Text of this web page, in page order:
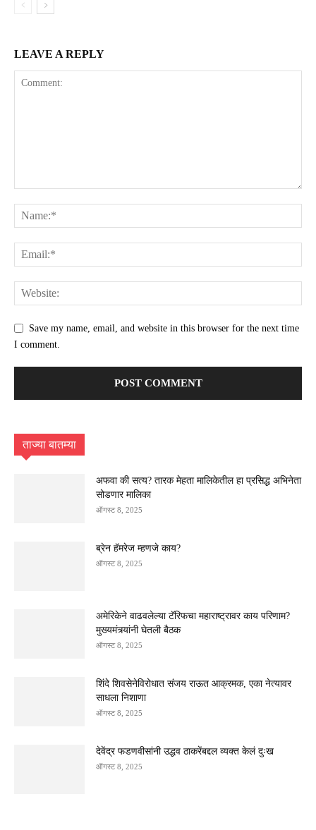
LEAVE A REPLY
Save my name, email, and website in this browser for the next time
I comment.
ताज्या बातम्या
अफवा की सत्य? तारक मेहता मालिकेतील हा प्रसिद्ध अभिनेता
सोडणार मालिका
ऑगस्ट 8, 2025
ब्रेन हॅमरेज म्हणजे काय?
ऑगस्ट 8, 2025
अमेरिकेने वाढवलेल्या टॅरिफचा महाराष्ट्रावर काय परिणाम?
मुख्यमंत्र्यांनी घेतली बैठक
ऑगस्ट 8, 2025
शिंदे शिवसेनेविरोधात संजय राऊत आक्रमक, एका नेत्यावर
साधला निशाणा
ऑगस्ट 8, 2025
देवेंद्र फडणवीसांनी उद्धव ठाकरेंबद्दल व्यक्त केलं दुःख
ऑगस्ट 8, 2025